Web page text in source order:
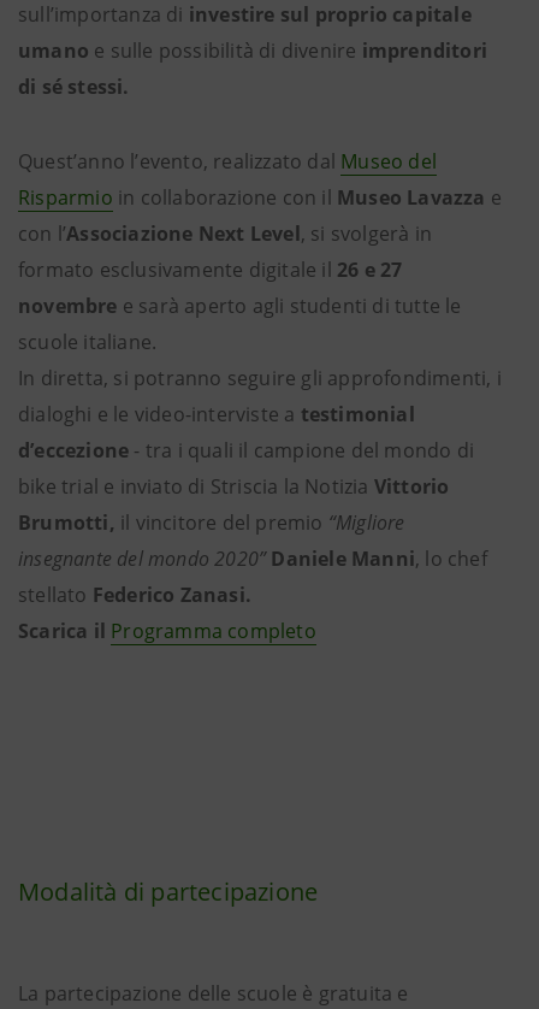
sull’importanza di investire sul proprio capitale
umano e sulle possibilità di divenire imprenditori
di sé stessi.
Quest’anno l’evento, realizzato dal Museo del
Risparmio in collaborazione con il Museo Lavazza e
con l’Associazione Next Level, si svolgerà in
formato esclusivamente digitale il 26 e 27
novembre e sarà aperto agli studenti di tutte le
scuole italiane.
In diretta, si potranno seguire gli approfondimenti, i
dialoghi e le video-interviste a testimonial
d’eccezione - tra i quali il campione del mondo di
bike trial e inviato di Striscia la Notizia Vittorio
Brumotti, il vincitore del premio “Migliore
insegnante del mondo 2020” Daniele Manni, lo chef
stellato Federico Zanasi.
Scarica il Programma completo
Modalità di partecipazione
La partecipazione delle scuole è gratuita e